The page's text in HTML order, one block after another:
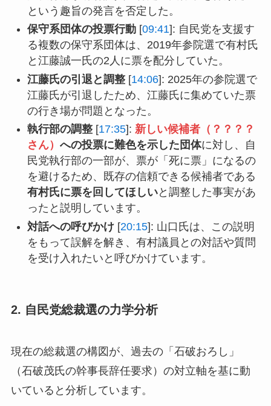
という趣旨の発言を否定した。
保守系団体の投票行動[09:41]: 自民党を支援す
る複数の保守系団体は、2019年参院選で有村氏
と江藤誠一氏の2人に票を配分していた。
江藤氏の引退と調整[14:06]: 2025年の参院選で
江藤氏が引退したため、江藤氏に集めていた票
の行き場が問題となった。
執行部の調整[17:35]: 新しい候補者（？？？？
さん） への投票に難色を示した団体に対し、自
民党執行部の一部が、票が「死に票」になるの
を避けるため、既存の信頼できる候補者である
有村氏に票を回してほしいと調整した事実があ
ったと説明しています。
対話への呼びかけ[20:15]: 山口氏は、この説明
をもって誤解を解き、有村議員との対話や質問
を受け入れたいと呼びかけています。
2. 自民党総裁選の力学分析
現在の総裁選の構図が、過去の「石破おろし」
（石破茂氏の幹事長辞任要求）の対立軸を基に動
いていると分析しています。